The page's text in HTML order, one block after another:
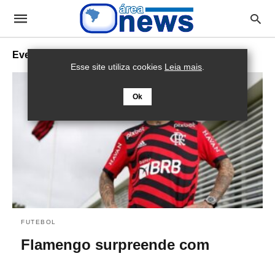
Everton Cebolinha
FUTEBOL
Flamengo surpreende com
Esse site utiliza cookies Leia mais.
Ok